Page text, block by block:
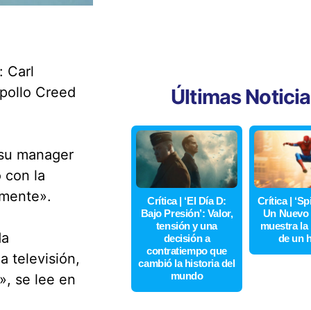
Carl
Creed
manager
con la
televisión,
se lee en
Últimas
Crítica | ‘El Día D:
Bajo Presión’: Valor,
tensión y una
decisión a
contratiempo que
cambió la historia del
mundo
Crítica |
Un Nuevo
muestra la
de un